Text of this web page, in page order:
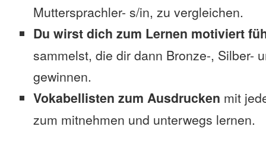
Muttersprachler- s/in, zu vergleichen.
Du wirst dich zum Lernen motiviert
sammelst, die dir dann Bronze-, Silber-
gewinnen.
Vokabellisten zum Ausdrucken mit
zum mitnehmen und unterwegs lernen.